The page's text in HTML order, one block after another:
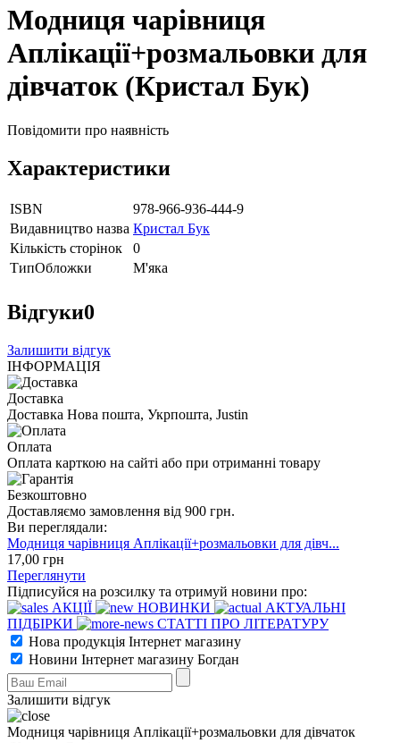
Модниця чарівниця
Аплікації+розмальовки для
дівчаток (Кристал Бук)
Повідомити про наявність
Характеристики
ISBN
978-966-936-444-9
Видавництво назва Кристал Бук
Кількість сторінок
0
ТипОбложки
М'яка
Відгуки0
Залишити відгук
ІНФОРМАЦІЯ
Доставка
Доставка Нова пошта, Укрпошта, Justin
Оплата
Оплата карткою на сайті або при отриманні товару
Безкоштовно
Доставляємо замовлення від 900 грн.
Ви переглядали:
Модниця чарівниця Аплікації+розмальовки для дівч...
17,00 грн
Переглянути
Підписуйся на розсилку та отримуй новини про:
АКЦІЇ
НОВИНКИ
АКТУАЛЬНІ
ПІДБІРКИ
СТАТТІ ПРО ЛІТЕРАТУРУ
Нова продукція Інтернет магазину
Новини Інтернет магазину Богдан
Залишити відгук
Модниця чарівниця Аплікації+розмальовки для дівчаток